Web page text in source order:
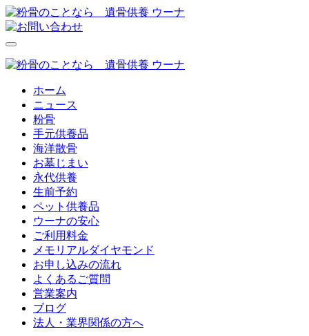
ホーム
ニュース
粉骨
手元供養品
海洋散骨
お墓じまい
永代供養
生前予約
ペット供養品
ウーナの安心
ご利用料金
メモリアルダイヤモンド
お申し込みの流れ
よくあるご質問
営業案内
ブログ
法人・業界関係の方へ